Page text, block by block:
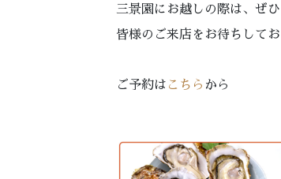
三景園にお越しの際は、ぜ
皆様のご来店をお待ちしてお
ご予約は こちら から